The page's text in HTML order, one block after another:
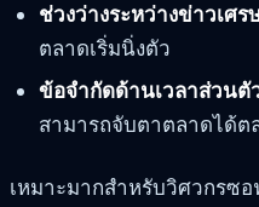
ช่วงว่างระหว่างข่าวเศร
ตลาดเริ่มนิ่งตัว
ข้อจำกัดด้านเวลาส่วนตั
สามารถจับตาตลาดได้ต
เหมาะมากสำหรับวิศวกรซ